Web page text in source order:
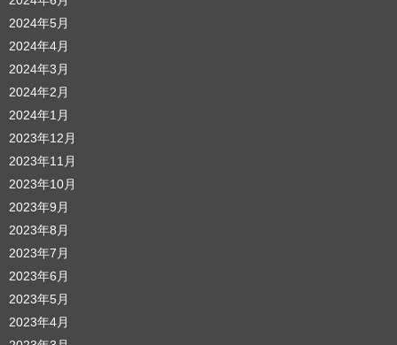
2024年5月
2024年4月
2024年3月
2024年2月
2024年1月
2023年12月
2023年11月
2023年10月
2023年9月
2023年8月
2023年7月
2023年6月
2023年5月
2023年4月